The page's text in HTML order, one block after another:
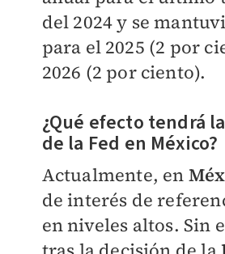
del 2024 y se
para el 2025 (2 por
2026 (2 por ciento).
¿Qué efecto tendrá
de la Fed en México?
Actualmente, en
de interés de
en niveles altos. Sin